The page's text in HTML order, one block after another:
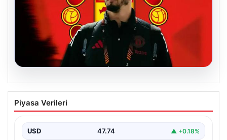
07.08.2026
Manchester United resmen duyurdu!
Altay Bayındır’ın yeni adresi belli oldu
Piyasa Verileri
USD 47.74 ▲ +0.18%